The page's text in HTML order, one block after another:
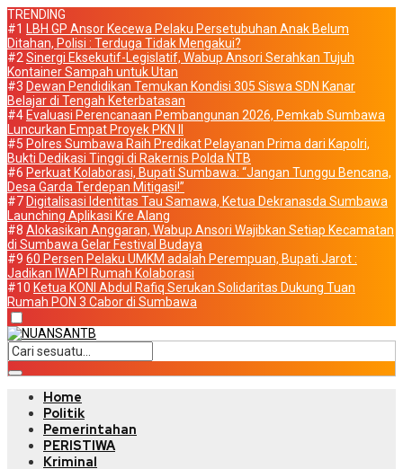
TRENDING
#1
LBH GP Ansor Kecewa Pelaku Persetubuhan Anak Belum
Ditahan, Polisi : Terduga Tidak Mengakui?
#2 Sinergi Eksekutif-Legislatif, Wabup Ansori Serahkan Tujuh
Kontainer Sampah untuk Utan
#3 Dewan Pendidikan Temukan Kondisi 305 Siswa SDN Kanar
Belajar di Tengah Keterbatasan
#4 Evaluasi Perencanaan Pembangunan 2026, Pemkab Sumbawa
Luncurkan Empat Proyek PKN II
#5 Polres Sumbawa Raih Predikat Pelayanan Prima dari Kapolri,
Bukti Dedikasi Tinggi di Rakernis Polda NTB
#6 Perkuat Kolaborasi, Bupati Sumbawa: “Jangan Tunggu Bencana,
Desa Garda Terdepan Mitigasi!”
#7 Digitalisasi Identitas Tau Samawa, Ketua Dekranasda Sumbawa
Launching Aplikasi Kre Alang
#8 Alokasikan Anggaran, Wabup Ansori Wajibkan Setiap Kecamatan
di Sumbawa Gelar Festival Budaya
#9 60 Persen Pelaku UMKM adalah Perempuan, Bupati Jarot :
Jadikan IWAPI Rumah Kolaborasi
#10 Ketua KONI Abdul Rafiq Serukan Solidaritas Dukung Tuan
Rumah PON 3 Cabor di Sumbawa
Home
Politik
Pemerintahan
PERISTIWA
Kriminal